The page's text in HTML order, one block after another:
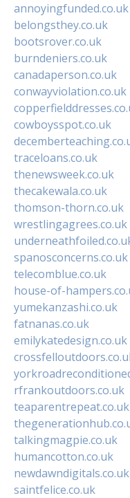
annoyingfunded.co.uk
belongsthey.co.uk
bootsrover.co.uk
burndeniers.co.uk
canadaperson.co.uk
conwayviolation.co.uk
cowboysspot.co.uk
traceloans.co.uk
thenewsweek.co.uk
thecakewala.co.uk
thomson-thorn.co.uk
wrestlingagrees.co.uk
spanosconcerns.co.uk
telecomblue.co.uk
house-of-
yumekanzashi.co.uk
fatnanas.co.uk
emilykatedesign.co.uk
rfrankoutdoors.co.uk
teaparentrepeat.co.uk
talkingmagpie.co.uk
humancotton.co.uk
newdawndigitals.co.uk
saintfelice.co.uk